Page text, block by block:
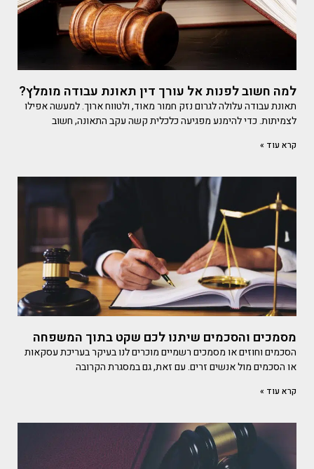
למה חשוב לפנות אל עורך דין תאונת עבודה מומלץ?
תאונת עבודה עלולה לגרום נזק חמור מאוד, ולטווח ארוך. למעשה אפילו
לצמיתות. כדי להימנע מפגיעה כלכלית קשה עקב התאונה, חשוב
קרא עוד »
מסמכים והסכמים שיתנו לכם שקט בתוך המשפחה
הסכמים וחוזים או מסמכים רשמיים מוכרים לנו בעיקר בעריכת עסקאות
או הסכמים מול אנשים זרים. עם זאת, גם במסגרת הקרובה
קרא עוד »